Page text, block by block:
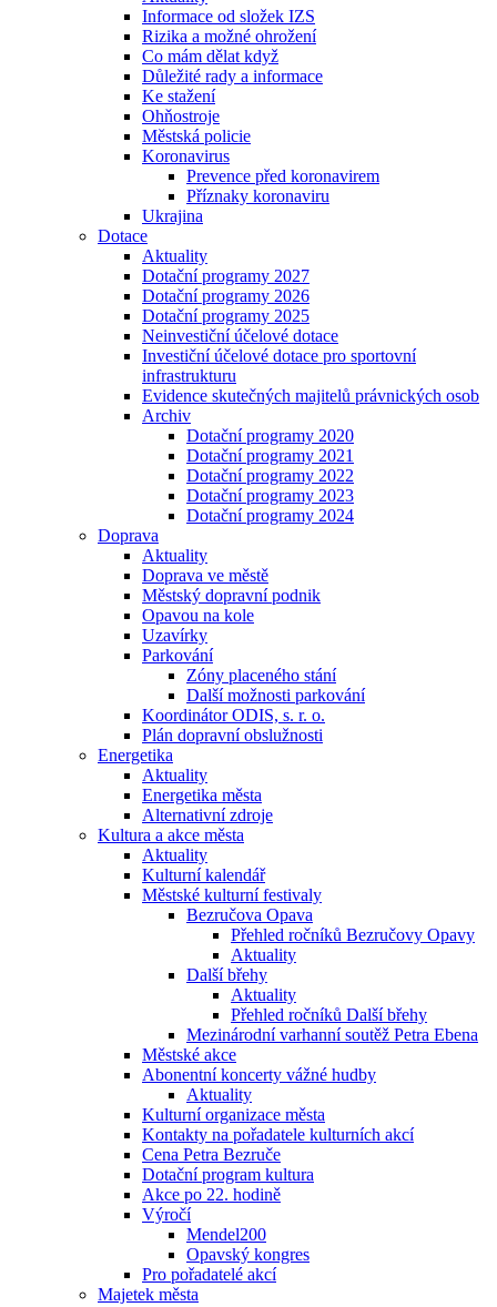
Informace od složek IZS
Rizika a možné ohrožení
Co mám dělat když
Důležité rady a informace
Ke stažení
Ohňostroje
Městská policie
Koronavirus
Prevence před koronavirem
Příznaky koronaviru
Ukrajina
Dotace
Aktuality
Dotační programy 2027
Dotační programy 2026
Dotační programy 2025
Neinvestiční účelové dotace
Investiční účelové dotace pro sportovní
infrastrukturu
Evidence skutečných majitelů právnických osob
Archiv
Dotační programy 2020
Dotační programy 2021
Dotační programy 2022
Dotační programy 2023
Dotační programy 2024
Doprava
Aktuality
Doprava ve městě
Městský dopravní podnik
Opavou na kole
Uzavírky
Parkování
Zóny placeného stání
Další možnosti parkování
Koordinátor ODIS, s. r. o.
Plán dopravní obslužnosti
Energetika
Aktuality
Energetika města
Alternativní zdroje
Kultura a akce města
Aktuality
Kulturní kalendář
Městské kulturní festivaly
Bezručova Opava
Přehled ročníků Bezručovy Opavy
Aktuality
Další břehy
Aktuality
Přehled ročníků Další břehy
Mezinárodní varhanní soutěž Petra Ebena
Městské akce
Abonentní koncerty vážné hudby
Aktuality
Kulturní organizace města
Kontakty na pořadatele kulturních akcí
Cena Petra Bezruče
Dotační program kultura
Akce po 22. hodině
Výročí
Mendel200
Opavský kongres
Pro pořadatelé akcí
Majetek města